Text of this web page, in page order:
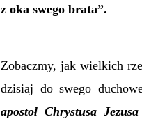
z oka swego brata”.
Zobaczmy, jak wielkich
dzisiaj do swego
apostoł Chrystusa